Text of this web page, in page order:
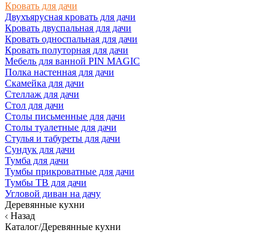
Кровать для дачи
Двухъярусная кровать для дачи
Кровать двуспальная для дачи
Кровать односпальная для дачи
Кровать полуторная для дачи
Мебель для ванной PIN MAGIC
Полка настенная для дачи
Скамейка для дачи
Стеллаж для дачи
Стол для дачи
Столы письменные для дачи
Столы туалетные для дачи
Стулья и табуреты для дачи
Сундук для дачи
Тумба для дачи
Тумбы прикроватные для дачи
Тумбы ТВ для дачи
Угловой диван на дачу
Деревянные кухни
Назад
Каталог/Деревянные кухни